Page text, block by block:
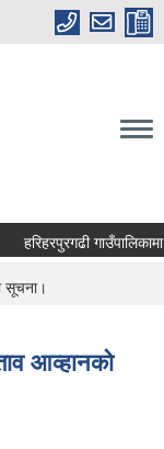
हरिहरपुरगढी
सूचना।
आव्हानको